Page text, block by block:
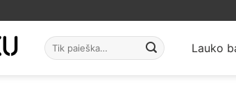
Ieškoti: Lauko